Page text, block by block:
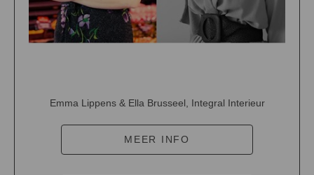
Emma Lippens & Ella Brusseel, Integral Interieur
MEER INFO